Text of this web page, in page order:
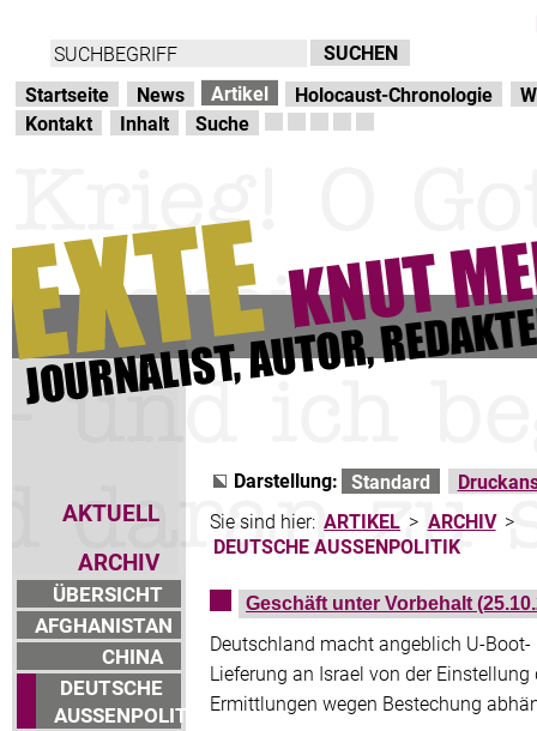
Startseite News Artikel Holocaust-Chronologie
Kontakt
Inhalt Suche
AKTUELL
ARCHIV
ÜBERSICHT
AFGHANISTAN
CHINA
DEUTSCHE
AUSSENPOLITIK
Darstellung: Standard
Sie sind hier: ARTIKEL > ARCHIV >
DEUTSCHE AUSSENPOLITIK
Geschäft unter Vorbehalt
Deutschland macht angeblich U-Boot-
Lieferung an Israel von der Einstellung
Ermittlungen wegen Bestechung